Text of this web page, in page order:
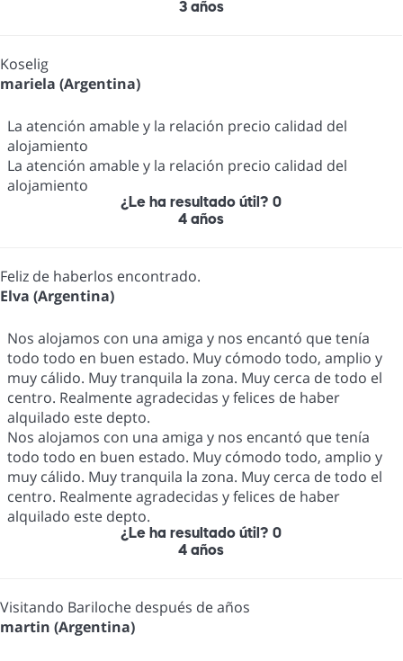
3 años
Koselig
mariela (Argentina)
La atención amable y la relación precio calidad del
alojamiento
La atención amable y la relación precio calidad del
alojamiento
¿Le ha resultado útil? 0
4 años
Feliz de haberlos encontrado.
Elva (Argentina)
Nos alojamos con una amiga y nos encantó que tenía
todo todo en buen estado. Muy cómodo todo, amplio y
muy cálido. Muy tranquila la zona. Muy cerca de todo el
centro. Realmente agradecidas y felices de haber
alquilado este depto.
Nos alojamos con una amiga y nos encantó que tenía
todo todo en buen estado. Muy cómodo todo, amplio y
muy cálido. Muy tranquila la zona. Muy cerca de todo el
centro. Realmente agradecidas y felices de haber
alquilado este depto.
¿Le ha resultado útil? 0
4 años
Visitando Bariloche después de años
martin (Argentina)